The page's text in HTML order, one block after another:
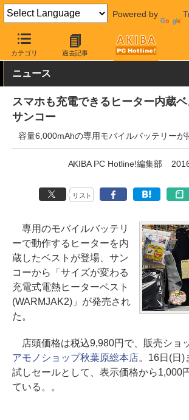
Powered by
カテゴリ 過去記事
AKIBA PC Hotline! おもしろグッズ・キャラも
ニュース
スマホも充電できるヒーター内蔵ベ
サンコー
容量6,000mAhの専用モバイルバッテリーが
AKIBA PC Hotline!編集部
リスト
専用のモバイルバッテリ
ーで動作するヒーターを内
蔵したベストが登場、サン
コーから「サイズが変わる
充電式電熱ヒーターベスト
(WARMJAK2)」が発売され
た。
店頭価格は税込9,980円で、販売ショ
アモノショップ秋葉原総本店。16日(日)
試しセールとして、表示価格から1,000
ている。。